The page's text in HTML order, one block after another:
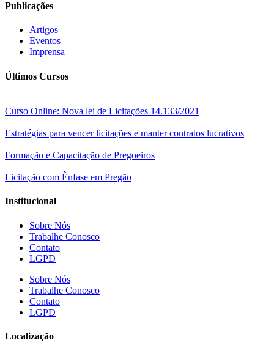
Publicações
Artigos
Eventos
Imprensa
Últimos Cursos
Curso Online: Nova lei de Licitações 14.133/2021
Estratégias para vencer licitações e manter contratos lucrativos
Formação e Capacitação de Pregoeiros
Licitação com Ênfase em Pregão
Institucional
Sobre Nós
Trabalhe Conosco
Contato
LGPD
Sobre Nós
Trabalhe Conosco
Contato
LGPD
Localização